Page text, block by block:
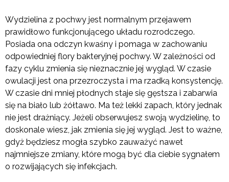
Wydzielina z pochwy jest normalnym przejawem
prawidłowo funkcjonującego układu rozrodczego.
Posiada ona odczyn kwaśny i pomaga w zachowaniu
odpowiedniej flory bakteryjnej pochwy. W zależności od
fazy cyklu zmienia się nieznacznie jej wygląd. W czasie
owulacji jest ona przezroczysta i ma rzadką konsystencję.
W czasie dni mniej płodnych staje się gęstsza i zabarwia
się na biało lub żółtawo. Ma też lekki zapach, który jednak
nie jest drażniący. Jeżeli obserwujesz swoją wydzielinę, to
doskonale wiesz, jak zmienia się jej wygląd. Jest to ważne,
gdyż będziesz mogła szybko zauważyć nawet
najmniejsze zmiany, które mogą być dla ciebie sygnałem
o rozwijających się infekcjach.